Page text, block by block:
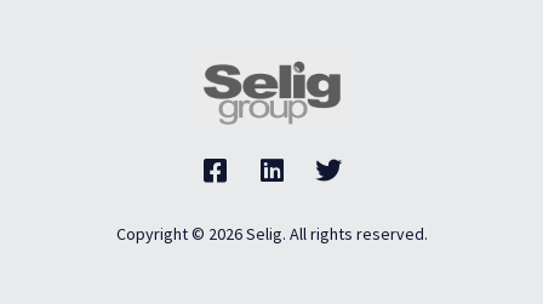
Copyright © 2026 Selig. All rights reserved.